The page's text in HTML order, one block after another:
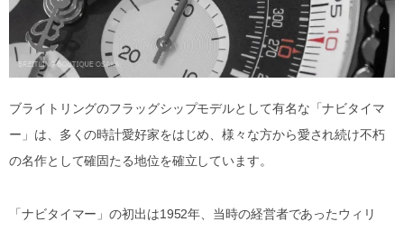
ブライトリングのフラッグシップモデルとして有名な「ナビタイマ
ー」は、多くの時計愛好家をはじめ、様々な方から愛され続け不朽
の名作として確固たる地位を確立しています。
「ナビタイマー」の初出は1952年、当時の経営者であったウィリ